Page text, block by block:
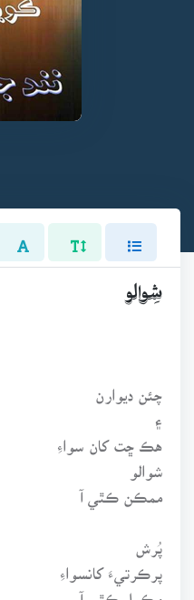
شِوالو
چئن ديوارن
هڪ ڇت کان سواءِ
شوالو
ممڪن ڪٿي آ
پُرش
پرڪرتيءَ کانسواءِ
مڪمل ڪٿي آ